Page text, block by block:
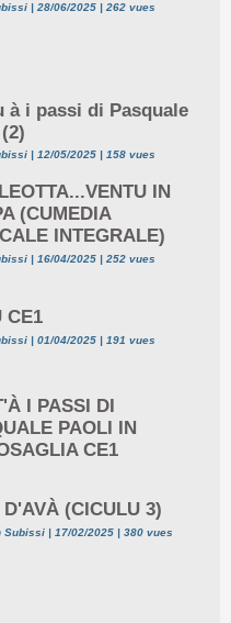
| 28/06/2025 | 262 vues
à i passi di Pasquale
| 12/05/2025 | 158 vues
IN
(CUMEDIA
INTEGRALE)
| 16/04/2025 | 252 vues
CE1
| 01/04/2025 | 191 vues
I PASSI DI
PAOLI IN
CE1
D'AVÀ (CICULU 3)
Subissi | 17/02/2025 | 380 vues